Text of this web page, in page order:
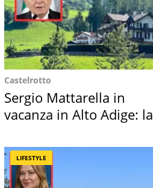
Castelrotto
Sergio Mattarella in
vacanza in Alto Adige: la
LIFESTYLE